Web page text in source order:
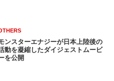
ンスターエナジーが日本上陸後の
動を凝縮したダイジェストムービ
を公開